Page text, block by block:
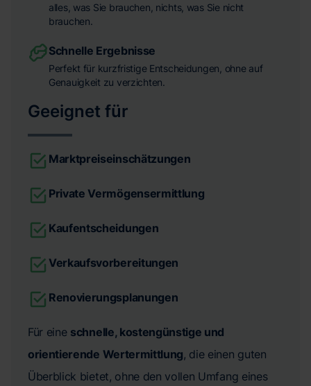
alles, was Sie brauchen, nichts, was Sie nicht
brauchen.
Schnelle Ergebnisse
Perfekt für kurzfristige Entscheidungen, ohne auf
Genauigkeit zu verzichten.
Geeignet für
Marktpreiseinschätzungen
Private Vermögensermittlung
Kaufentscheidungen
Verkaufsvorbereitungen
Renovierungsplanungen
Für eine schnelle, kostengünstige und
orientierende Wertermittlung, die einen guten
Überblick bietet, ohne den vollen Umfang eines